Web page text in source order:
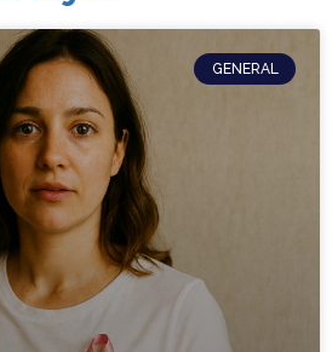
GENERAL